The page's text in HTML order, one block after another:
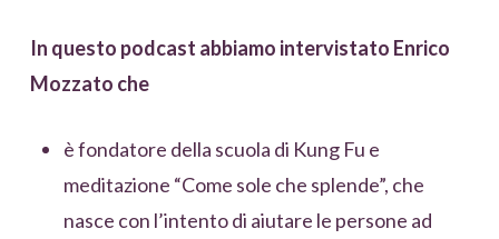
In questo podcast abbiamo intervistato Enrico
Mozzato che
è fondatore della scuola di Kung Fu e
meditazione “Come sole che splende”, che
nasce con l’intento di aiutare le persone ad